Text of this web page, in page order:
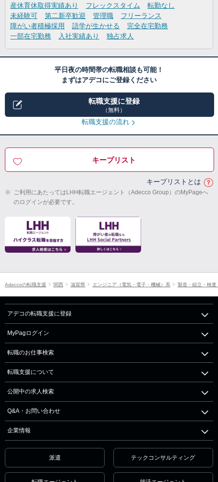
産休育休取得実績あり
フレックスタイム
転勤なし
未経験可
第二新卒歓迎 管理職
フリーランス
障がい者積極採用
語学が生かせる
完全在宅勤務
一部在宅勤務
入社実績あり 独占求人
平日夜の時間帯の転職相談も可能！
まずはアデコにご登録ください
転職支援に登録
（無料）
転職支援の流れ
キープリスト
キープリストとは
※ ご利用にあたってはLHH転職エージェント（Adecco Group）のMyPageへ
のログインが必要です。
Adeccoの転職支援 関西 滋賀県 エンジニア（電気・電子・機械）系 製造・組立・検査
アデコの転職支援に登録
MyPagログイン
転職のお仕事検索
転職支援について
公開中の求人検索
Q&A・お問い合わせ
企業情報
派遣 テックコンサルティング